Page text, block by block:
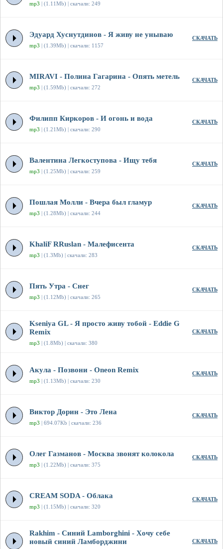
mp3 | (1.11Mb) | скачали: 249
Эдуард Хуснутдинов - Я живу не унываю
mp3 | (1.39Mb) | скачали: 1157
СКАЧАТЬ
MIRAVI - Полина Гагарина - Опять метель
mp3 | (1.59Mb) | скачали: 272
СКАЧАТЬ
Филипп Киркоров - И огонь и вода
mp3 | (1.21Mb) | скачали: 290
СКАЧАТЬ
Валентина Легкоступова - Ищу тебя
mp3 | (1.25Mb) | скачали: 259
СКАЧАТЬ
Пошлая Молли - Вчера был гламур
mp3 | (1.28Mb) | скачали: 244
СКАЧАТЬ
KhaliF RRuslan - Малефисента
mp3 | (1.3Mb) | скачали: 283
СКАЧАТЬ
Пять Утра - Снег
mp3 | (1.12Mb) | скачали: 265
СКАЧАТЬ
Kseniya GL - Я просто живу тобой - Eddie G
Remix
mp3 | (1.8Mb) | скачали: 380
СКАЧАТЬ
Акула - Позвони - Oneon Remix
mp3 | (1.13Mb) | скачали: 230
СКАЧАТЬ
Виктор Дорин - Это Лена
mp3 | 694.07Kb | скачали: 236
СКАЧАТЬ
Олег Газманов - Москва звонят колокола
mp3 | (1.22Mb) | скачали: 375
СКАЧАТЬ
CREAM SODA - Облака
mp3 | (1.15Mb) | скачали: 320
СКАЧАТЬ
Rakhim - Синий Lamborghini - Хочу себе
новый синий Ламборджини
СКАЧАТЬ